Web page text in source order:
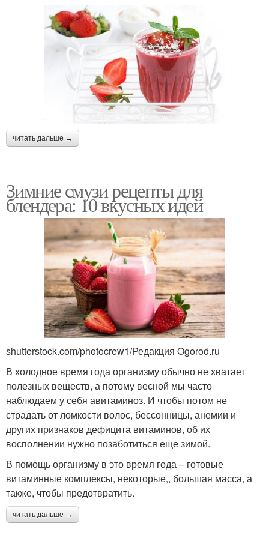
читать дальше →
Зимние смузи рецепты для
блендера: 10 вкусных идей
shutterstock.com/photocrew1/Редакция Ogorod.ru
В холодное время года организму обычно не хватает
полезных веществ, а потому весной мы часто
наблюдаем у себя авитаминоз. И чтобы потом не
страдать от ломкости волос, бессонницы, анемии и
других признаков дефицита витаминов, об их
восполнении нужно позаботиться еще зимой.
В помощь организму в это время года – готовые
витаминные комплексы, некоторые,, большая масса, а
также, чтобы предотвратить.
читать дальше →